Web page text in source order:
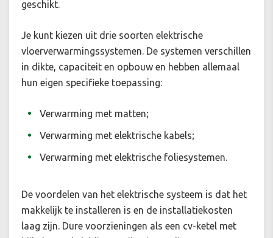
geschikt.
Je kunt kiezen uit drie soorten elektrische
vloerverwarmingssystemen. De systemen verschillen
in dikte, capaciteit en opbouw en hebben allemaal
hun eigen specifieke toepassing:
Verwarming met matten;
Verwarming met elektrische kabels;
Verwarming met elektrische foliesystemen.
De voordelen van het elektrische systeem is dat het
makkelijk te installeren is en de installatiekosten
laag zijn. Dure voorzieningen als een cv-ketel met